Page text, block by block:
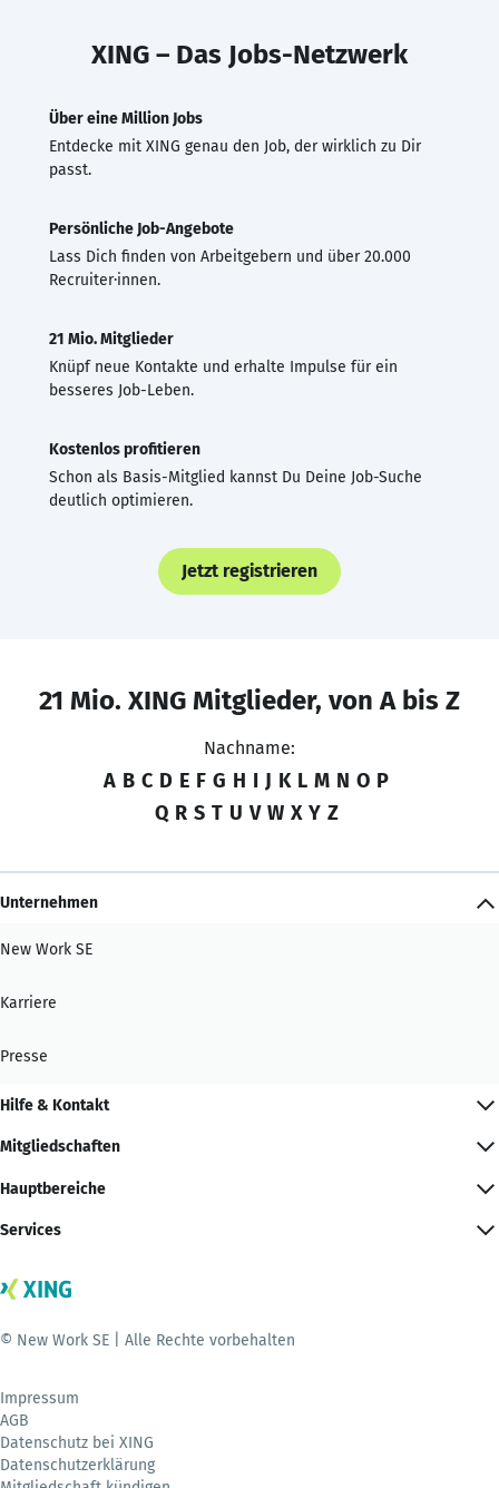
XING – Das Jobs-Netzwerk
Über eine Million Jobs
Entdecke mit XING genau den Job, der wirklich zu Dir
passt.
Persönliche Job-Angebote
Lass Dich finden von Arbeitgebern und über 20.000
Recruiter·innen.
21 Mio. Mitglieder
Knüpf neue Kontakte und erhalte Impulse für ein
besseres Job-Leben.
Kostenlos profitieren
Schon als Basis-Mitglied kannst Du Deine Job-Suche
deutlich optimieren.
Jetzt registrieren
21 Mio. XING Mitglieder, von A bis Z
Nachname:
A B C D E F G H I J K L M N O P
Q R S T U V W X Y Z
Unternehmen
New Work SE
Karriere
Presse
Hilfe & Kontakt
Mitgliedschaften
Hauptbereiche
Services
© New Work SE | Alle Rechte vorbehalten
Impressum
AGB
Datenschutz bei XING
Datenschutzerklärung